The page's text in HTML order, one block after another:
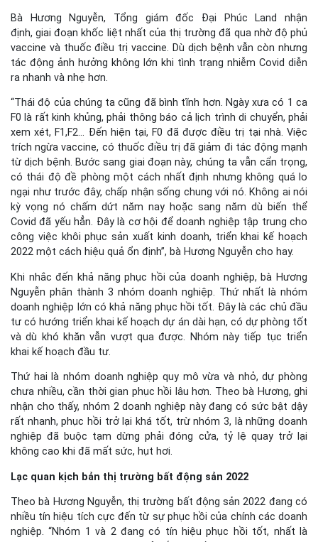
Bà Hương Nguyễn, Tổng giám đốc Đại Phúc Land nhận
định, giai đoạn khốc liệt nhất của thị trường đã qua nhờ độ phủ
vaccine và thuốc điều trị vaccine. Dù dịch bệnh vẫn còn nhưng
tác động ảnh hưởng không lớn khi tình trạng nhiễm Covid diễn
ra nhanh và nhẹ hơn.
“Thái độ của chúng ta cũng đã bình tĩnh hơn. Ngày xưa có 1 ca
F0 là rất kinh khủng, phải thông báo cả lịch trình di chuyển, phải
xem xét, F1,F2… Đến hiện tại, F0 đã được điều trị tại nhà. Việc
trích ngừa vaccine, có thuốc điều trị đã giảm đi tác động mạnh
từ dịch bệnh. Bước sang giai đoạn này, chúng ta vẫn cẩn trọng,
có thái độ đề phòng một cách nhất định nhưng không quá lo
ngại như trước đây, chấp nhận sống chung với nó. Không ai nói
kỳ vọng nó chấm dứt năm nay hoặc sang năm dù biến thể
Covid đã yếu hẳn. Đây là cơ hội để doanh nghiệp tập trung cho
công việc khôi phục sản xuất kinh doanh, triển khai kế hoạch
2022 một cách hiệu quả ổn định”, bà Hương Nguyễn cho hay.
Khi nhắc đến khả năng phục hồi của doanh nghiệp, bà Hương
Nguyễn phân thành 3 nhóm doanh nghiệp. Thứ nhất là nhóm
doanh nghiệp lớn có khả năng phục hồi tốt. Đây là các chủ đầu
tư có hướng triển khai kế hoạch dự án dài hạn, có dự phòng tốt
và dù khó khăn vẫn vượt qua được. Nhóm này tiếp tục triển
khai kế hoạch đầu tư.
Thứ hai là nhóm doanh nghiệp quy mô vừa và nhỏ, dự phòng
chưa nhiều, cần thời gian phục hồi lâu hơn. Theo bà Hương, ghi
nhận cho thấy, nhóm 2 doanh nghiệp này đang có sức bật dậy
rất nhanh, phục hồi trở lại khá tốt, trừ nhóm 3, là những doanh
nghiệp đã buộc tạm dừng phải đóng cửa, tỷ lệ quay trở lại
không cao khi đã mất sức, hụt hơi.
Lạc quan kịch bản thị trường bất động sản 2022
Theo bà Hương Nguyễn, thị trường bất động sản 2022 đang có
nhiều tín hiệu tích cực đến từ sự phục hồi của chính các doanh
nghiệp. “Nhóm 1 và 2 đang có tín hiệu phục hồi tốt, nhất là